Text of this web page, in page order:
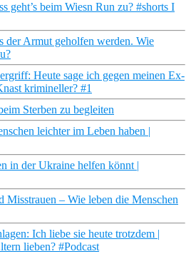
geht’s beim Wiesn Run zu? #shorts I
der Armut geholfen werden. Wie
Heute sage ich gegen meinen Ex-
krimineller? #1
Sterben zu begleiten
leichter im Leben haben |
in der Ukraine helfen könnt |
Misstrauen – Wie leben die Menschen
Ich liebe sie heute trotzdem |
lieben? #Podcast